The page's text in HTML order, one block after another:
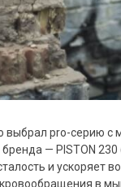
выбрал pro-серию
— PISTON
и ускоряет
в